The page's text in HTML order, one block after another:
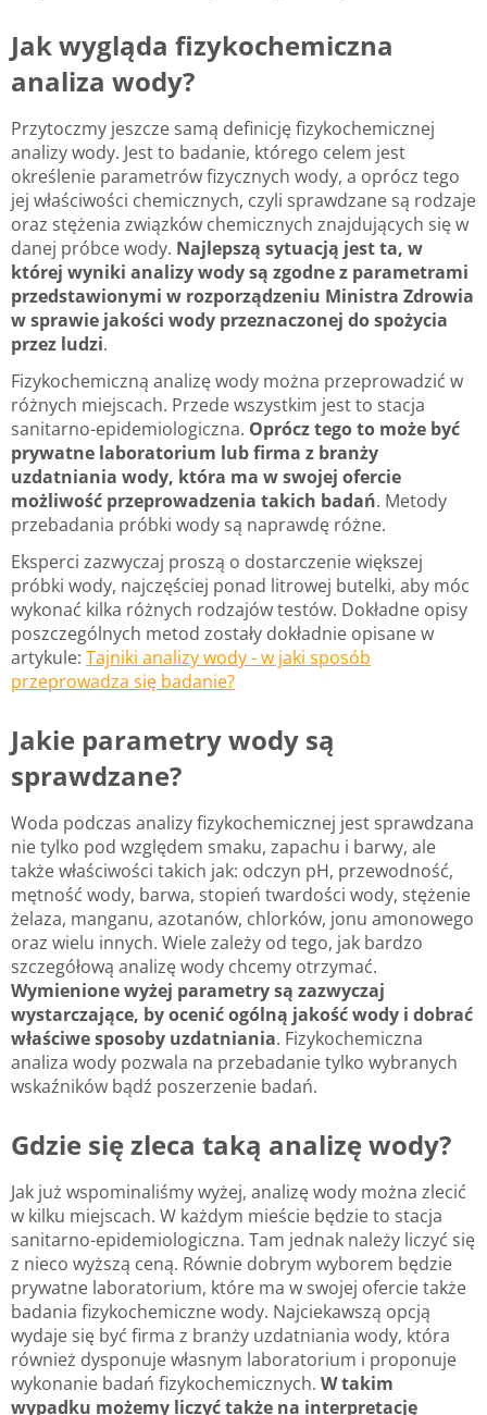
Jak wygląda fizykochemiczna
analiza wody?
Przytoczmy jeszcze samą definicję fizykochemicznej
analizy wody. Jest to badanie, którego celem jest
określenie parametrów fizycznych wody, a oprócz tego
jej właściwości chemicznych, czyli sprawdzane są rodzaje
oraz stężenia związków chemicznych znajdujących się w
danej próbce wody. Najlepszą sytuacją jest ta, w
której wyniki analizy wody są zgodne z parametrami
przedstawionymi w rozporządzeniu Ministra Zdrowia
w sprawie jakości wody przeznaczonej do spożycia
przez ludzi.
Fizykochemiczną analizę wody można przeprowadzić w
różnych miejscach. Przede wszystkim jest to stacja
sanitarno-epidemiologiczna. Oprócz tego to może być
prywatne laboratorium lub firma z branży
uzdatniania wody, która ma w swojej ofercie
możliwość przeprowadzenia takich badań. Metody
przebadania próbki wody są naprawdę różne.
Eksperci zazwyczaj proszą o dostarczenie większej
próbki wody, najczęściej ponad litrowej butelki, aby móc
wykonać kilka różnych rodzajów testów. Dokładne opisy
poszczególnych metod zostały dokładnie opisane w
artykule: Tajniki analizy wody - w jaki sposób
przeprowadza się badanie?
Jakie parametry wody są
sprawdzane?
Woda podczas analizy fizykochemicznej jest sprawdzana
nie tylko pod względem smaku, zapachu i barwy, ale
także właściwości takich jak: odczyn pH, przewodność,
mętność wody, barwa, stopień twardości wody, stężenie
żelaza, manganu, azotanów, chlorków, jonu amonowego
oraz wielu innych. Wiele zależy od tego, jak bardzo
szczegółową analizę wody chcemy otrzymać.
Wymienione wyżej parametry są zazwyczaj
wystarczające, by ocenić ogólną jakość wody i dobrać
właściwe sposoby uzdatniania. Fizykochemiczna
analiza wody pozwala na przebadanie tylko wybranych
wskaźników bądź poszerzenie badań.
Gdzie się zleca taką analizę wody?
Jak już wspominaliśmy wyżej, analizę wody można zlecić
w kilku miejscach. W każdym mieście będzie to stacja
sanitarno-epidemiologiczna. Tam jednak należy liczyć się
z nieco wyższą ceną. Równie dobrym wyborem będzie
prywatne laboratorium, które ma w swojej ofercie także
badania fizykochemiczne wody. Najciekawszą opcją
wydaje się być firma z branży uzdatniania wody, która
również dysponuje własnym laboratorium i proponuje
wykonanie badań fizykochemicznych. W takim
wypadku możemy liczyć także na interpretację